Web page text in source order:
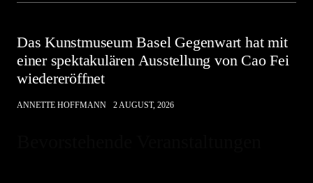
Das Kunstmuseum Basel Gegenwart hat mit
einer spektakulären Ausstellung von Cao Fei
wiedereröffnet
ANNETTE HOFFMANN 2 AUGUST, 2026